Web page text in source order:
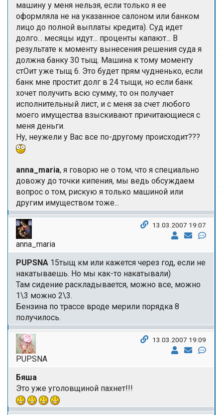
машину у меня нельзя, если только я ее
оформляла не на указанное салоном или банком
лицо до полной выплаты кредита). Суд идет
долго... месяцы идут... проценты капают... В
результате к моменту вынесения решения суда я
должна банку 30 тыщ. Машина к тому моменту
стОит уже тыщ 6. Это будет прям чудненько, если
банк мне простит долг в 24 тыщи, но если банк
хочет получить всю сумму, то он получает
исполнительный лист, и с меня за счет любого
моего имущества взыскивают причитающиеся с
меня деньги.
Ну, неужели у Вас все по-другому происходит???
anna_maria, я говорю не о том, что я специально
довожу до точки кипения, мы ведь обсуждаем
вопрос о том, рискую я только машиной или
другим имуществом тоже...
anna_maria
13.03.2007 19:07
PUPSNA 15тыщ км или кажется через год, если не
накатываешь. Но мы как-то накатывали)
Там сидение раскладывается, можно все, можно
1\3 можно 2\3.
Бензина по трассе вроде мерили порядка 8
получилось.
PUPSNA
13.03.2007 19:09
Бяша
Это уже уголовщиной пахнет!!!